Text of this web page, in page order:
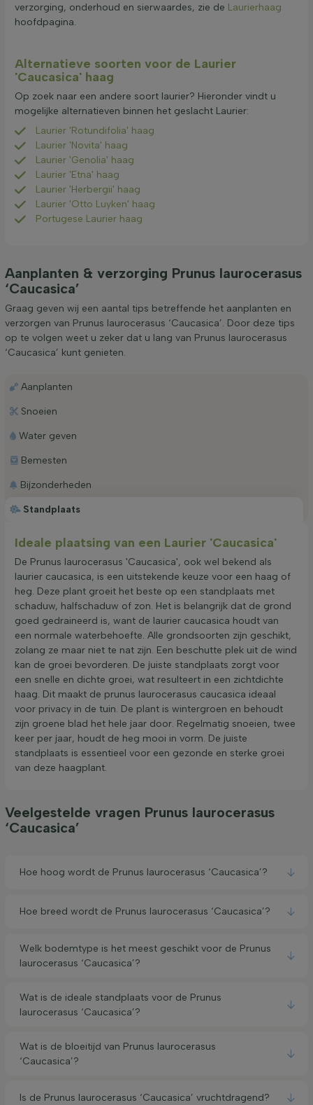
verzorging, onderhoud en sierwaardes, zie de Laurierhaag
hoofdpagina.
Alternatieve soorten voor de Laurier
'Caucasica' haag
Op zoek naar een andere soort laurier? Hieronder vindt u
mogelijke alternatieven binnen het geslacht Laurier:
Laurier 'Rotundifolia' haag
Laurier 'Novita' haag
Laurier 'Genolia' haag
Laurier 'Etna' haag
Laurier 'Herbergii' haag
Laurier 'Otto Luyken' haag
Portugese Laurier haag
Aanplanten & verzorging Prunus laurocerasus
‘Caucasica’
Graag geven wij een aantal tips betreffende het aanplanten en
verzorgen van Prunus laurocerasus ‘Caucasica’. Door deze tips
op te volgen weet u zeker dat u lang van Prunus laurocerasus
‘Caucasica’ kunt genieten.
Standplaats
Aanplanten
Snoeien
Water geven
Bemesten
Bijzonderheden
Ideale plaatsing van een Laurier 'Caucasica'
De Prunus laurocerasus 'Caucasica', ook wel bekend als
laurier caucasica, is een uitstekende keuze voor een haag of
heg. Deze plant groeit het beste op een standplaats met
schaduw, halfschaduw of zon. Het is belangrijk dat de grond
goed gedraineerd is, want de laurier caucasica houdt van
een normale waterbehoefte. Alle grondsoorten zijn geschikt,
zolang ze maar niet te nat zijn. Een beschutte plek uit de wind
kan de groei bevorderen. De juiste standplaats zorgt voor
een snelle en dichte groei, wat resulteert in een zichtdichte
haag. Dit maakt de prunus laurocerasus caucasica ideaal
voor privacy in de tuin. De plant is wintergroen en behoudt
zijn groene blad het hele jaar door. Regelmatig snoeien, twee
keer per jaar, houdt de heg mooi in vorm. De juiste
standplaats is essentieel voor een gezonde en sterke groei
van deze haagplant.
Veelgestelde vragen Prunus laurocerasus
‘Caucasica’
Hoe hoog wordt de Prunus laurocerasus ‘Caucasica’?
Hoe breed wordt de Prunus laurocerasus ‘Caucasica’?
Welk bodemtype is het meest geschikt voor de Prunus
laurocerasus ‘Caucasica’?
Wat is de ideale standplaats voor de Prunus
laurocerasus ‘Caucasica’?
Wat is de bloeitijd van Prunus laurocerasus
‘Caucasica’?
Is de Prunus laurocerasus ‘Caucasica’ vruchtdragend?